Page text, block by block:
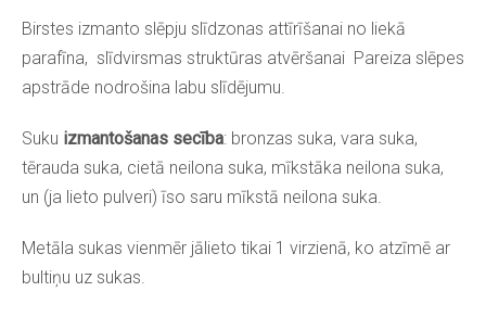
Birstes izmanto slēpju slīdzonas attīrīšanai no liekā
parafīna, slīdvirsmas struktūras atvēršanai Pareiza slēpes
apstrāde nodrošina labu slīdējumu.
Suku izmantošanas secība: bronzas suka, vara suka,
tērauda suka, cietā neilona suka, mīkstāka neilona suka,
un (ja lieto pulveri) īso saru mīkstā neilona suka.
Metāla sukas vienmēr jālieto tikai 1 virzienā, ko atzīmē ar
bultiņu uz sukas.